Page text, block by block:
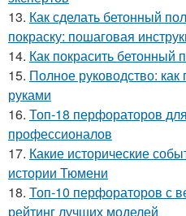
13. Как сделать бетонный
покраску: пошаговая
14. Как покрасить бетонный
15. Полное руководство: как
руками
16. Топ-18 перфораторов
профессионалов
17. Какие исторические
истории Тюмени
18. Топ-10 перфораторов с
рейтинг лучших моделей